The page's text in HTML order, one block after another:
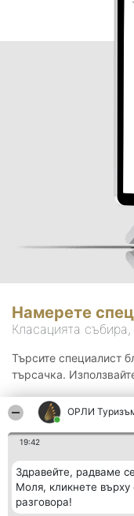
ОРЛИ
19:42
Здравейте, радваме
Моля, кликнете върху
разговора!
Намерете
Класацията
Търсите специалист
търсачка.